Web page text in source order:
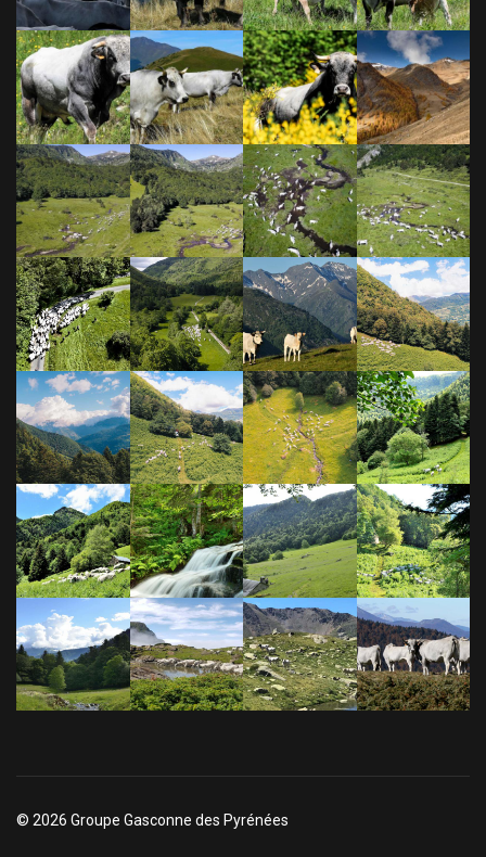
© 2026 Groupe Gasconne des Pyrénées